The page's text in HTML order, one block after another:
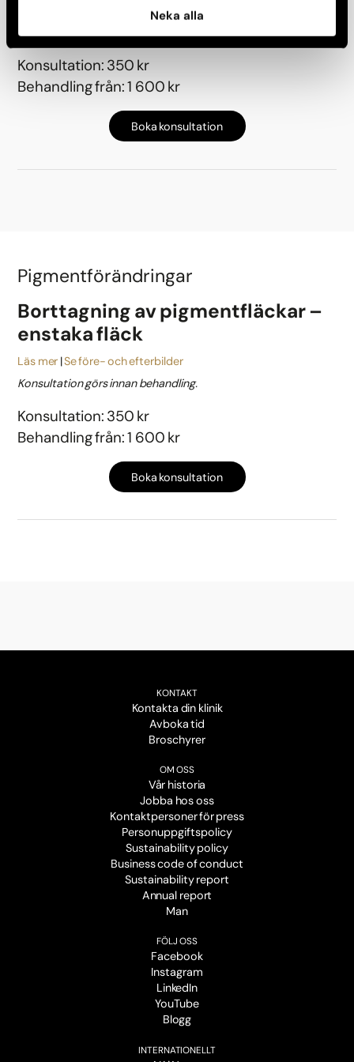
Neka alla
Konsultation görs innan behandling.
Konsultation: 350 kr
Behandling från: 1 600 kr
Boka konsultation
Pigmentförändringar
Borttagning av pigmentfläckar –
enstaka fläck
Läs mer Se före- och efterbilder
Konsultation görs innan behandling.
Konsultation: 350 kr
Behandling från: 1 600 kr
Boka konsultation
KONTAKT
Kontakta din klinik
Avboka tid
Broschyrer
OM OSS
Vår historia
Jobba hos oss
Kontaktpersoner för press
Personuppgiftspolicy
Sustainability policy
Business code of conduct
Sustainability report
Annual report
Man
FÖLJ OSS
Facebook
Instagram
LinkedIn
YouTube
Blogg
INTERNATIONELLT